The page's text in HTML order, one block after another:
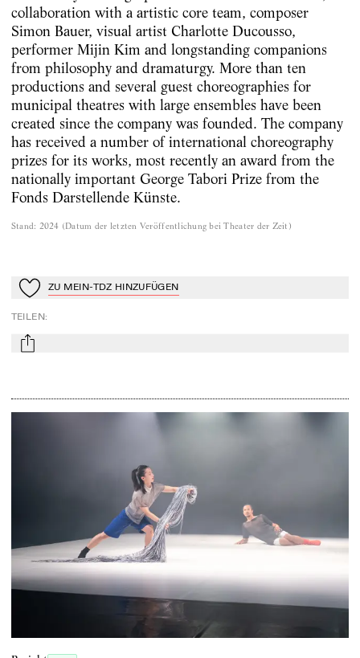
collaboration with a artistic core team, composer
Simon Bauer, visual artist Charlotte Ducousso,
performer Mijin Kim and longstanding companions
from philosophy and dramaturgy. More than ten
productions and several guest choreographies for
municipal theatres with large ensembles have been
created since the company was founded. The company
has received a number of international choreography
prizes for its works, most recently an award from the
nationally important George Tabori Prize from the
Fonds Darstellende Künste.
Stand: 2024 (Datum der letzten Veröffentlichung bei Theater der Zeit )
Zu Mein-TdZ hinzufügen
ZU MEIN-TDZ HINZUFÜGEN
TEILEN:
mail